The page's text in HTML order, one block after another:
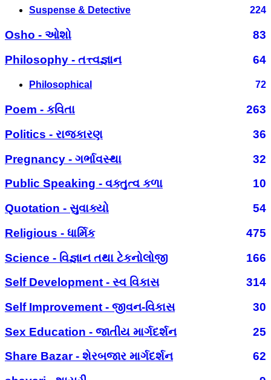
Suspense & Detective 224
Osho - ઓશો
83
Philosophy - તત્ત્વજ્ઞાન
64
Philosophical 72
Poem - કવિતા
263
Politics - રાજકારણ
36
Pregnancy - ગર્ભાવસ્થા
32
Public Speaking - વક્તુત્વ કળા
10
Quotation - સુવાક્યો
54
Religious - ધાર્મિક
475
Science - વિજ્ઞાન તથા ટેકનોલોજી
166
Self Development - સ્વ વિકાસ
314
Self Improvement - જીવન-વિકાસ
30
Sex Education - જાતીય માર્ગદર્શન
25
Share Bazar - શેરબજાર માર્ગદર્શન
62